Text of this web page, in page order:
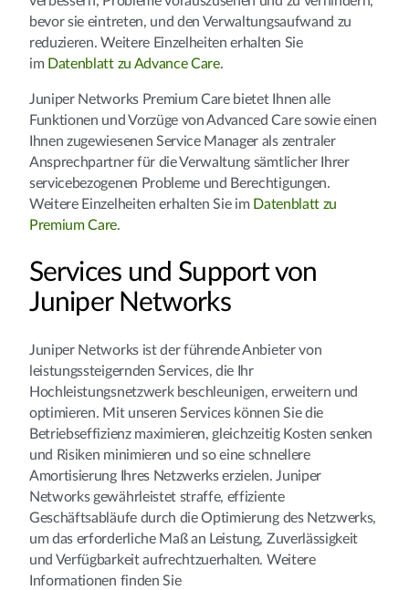
bevor sie eintreten, und den Verwaltungsaufwand zu
reduzieren. Weitere Einzelheiten erhalten Sie
im Datenblatt zu Advance Care.
Juniper Networks Premium Care bietet Ihnen alle
Funktionen und Vorzüge von Advanced Care sowie einen
Ihnen zugewiesenen Service Manager als zentraler
Ansprechpartner für die Verwaltung sämtlicher Ihrer
servicebezogenen Probleme und Berechtigungen.
Weitere Einzelheiten erhalten Sie im Datenblatt zu
Premium Care.
Services und Support von
Juniper Networks
Juniper Networks ist der führende Anbieter von
leistungssteigernden Services, die Ihr
Hochleistungsnetzwerk beschleunigen, erweitern und
optimieren. Mit unseren Services können Sie die
Betriebseffizienz maximieren, gleichzeitig Kosten senken
und Risiken minimieren und so eine schnellere
Amortisierung Ihres Netzwerks erzielen. Juniper
Networks gewährleistet straffe, effiziente
Geschäftsabläufe durch die Optimierung des Netzwerks,
um das erforderliche Maß an Leistung, Zuverlässigkeit
und Verfügbarkeit aufrechtzuerhalten. Weitere
Informationen finden Sie